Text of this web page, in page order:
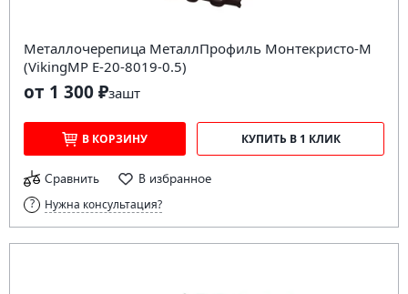
Металлочерепица МеталлПрофиль Монтекристо-M
(VikingMP E-20-8019-0.5)
от 1 300 ₽зашт
В КОРЗИНУ КУПИТЬ В 1 КЛИК
Сравнить В избранное
Нужна консультация?